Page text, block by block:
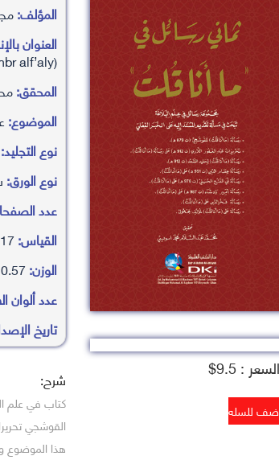
السعر : 9.5$
المؤلف:
العنوان
alf’aly)
المحقق:
الموضوع:
نوع التجليد:
نوع الورق:
عدد
القياس:17×24cm
الوزن:0.57
عدد ألوان
تاريخ
شرح:
كتاب في علم
القوشجي
هذا الموضوع